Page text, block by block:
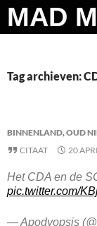
Ga
naar
Zoeken
Tag archieven:
BINNENLAND,OUD
CITAAT
20
Het CDA en de
pic.twitter.com/
— Apodyopsis